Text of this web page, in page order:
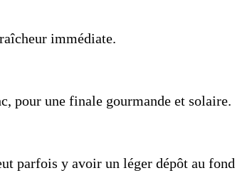
immédiate.
pour une finale gourmande et solaire.
parfois y avoir un léger dépôt au